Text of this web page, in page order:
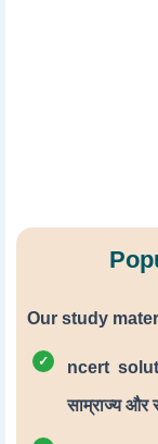
Our study
ncert
साम्राज्य